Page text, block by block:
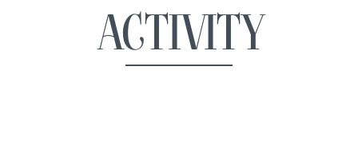
ACTIVITY